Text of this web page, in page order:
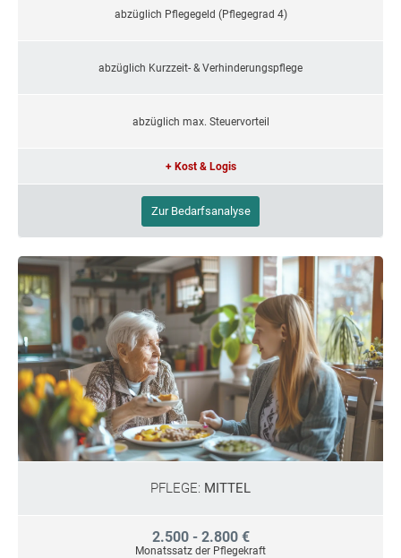
abzüglich Pflegegeld (Pflegegrad 4)
abzüglich Kurzzeit- & Verhinderungspflege
abzüglich max. Steuervorteil
+ Kost & Logis
Zur Bedarfsanalyse
PFLEGE: MITTEL
2.500 - 2.800 €
Monatssatz der Pflegekraft